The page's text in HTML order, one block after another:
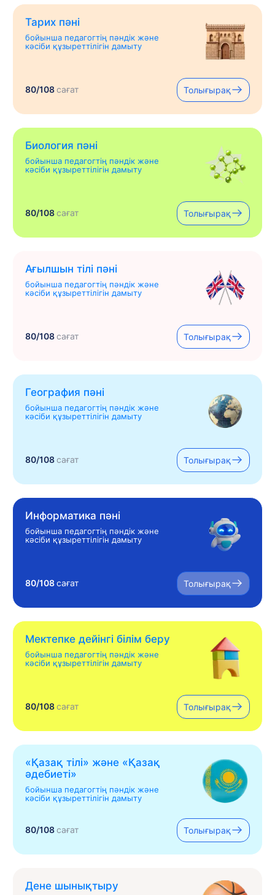
Тарих пәні
бойынша педагогтің пәндік және
кәсіби құзыреттілігін дамыту
80/108сағат Толығырақ
Биология пәні
бойынша педагогтің пәндік және
кәсіби құзыреттілігін дамыту
80/108сағат Толығырақ
Ағылшын тілі пәні
бойынша педагогтің пәндік және
кәсіби құзыреттілігін дамыту
80/108сағат Толығырақ
География пәні
бойынша педагогтің пәндік және
кәсіби құзыреттілігін дамыту
80/108сағат Толығырақ
Информатика пәні
бойынша педагогтің пәндік және
кәсіби құзыреттілігін дамыту
80/108сағат Толығырақ
Мектепке дейінгі білім беру
бойынша педагогтің пәндік және
кәсіби құзыреттілігін дамыту
80/108сағат Толығырақ
«Қазақ тілі» жəне «Қазақ
əдебиеті»
бойынша педагогтің пәндік және
кәсіби құзыреттілігін дамыту
80/108сағат Толығырақ
Дене шынықтыру